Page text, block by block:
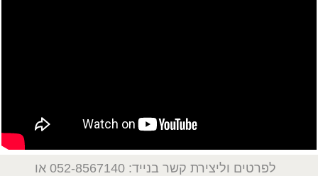
לפרטים וליצירת קשר בנייד: 052-8567140
או